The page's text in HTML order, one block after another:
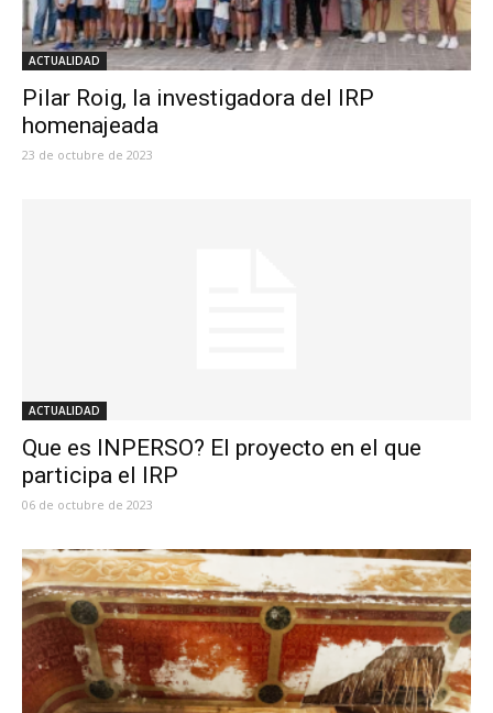
ACTUALIDAD
Pilar Roig, la investigadora del IRP
homenajeada
23 de octubre de 2023
ACTUALIDAD
Que es INPERSO? El proyecto en el que
participa el IRP
06 de octubre de 2023